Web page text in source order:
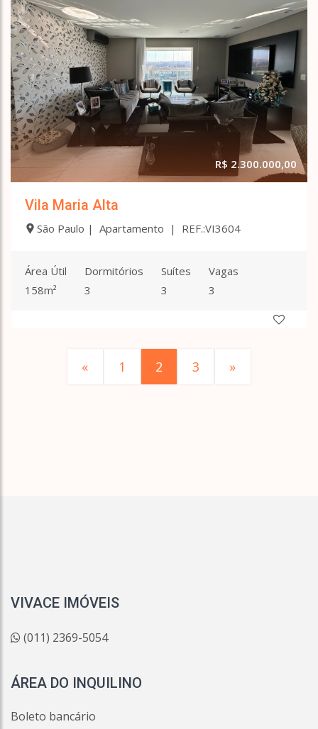
R$ 2.300.000,00
Vila Maria Alta
São Paulo | Apartamento | REF.:VI3604
Área Útil
158m²
Dormitórios
3
Suítes
3
Vagas
3
« 1 2 3 »
VIVACE IMÓVEIS
(011) 2369-5054
ÁREA DO INQUILINO
Boleto bancário